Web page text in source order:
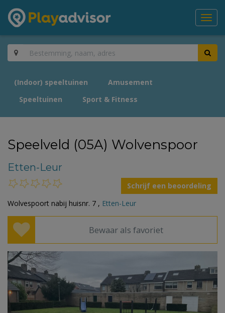
(Indoor) speeltuinen
Amusement
Speeltuinen
Sport & Fitness
Speelveld (05A) Wolvenspoor
Etten-Leur
Schrijf een beoordeling
Wolvespoort nabij huisnr. 7 , Etten-Leur
Bewaar als favoriet